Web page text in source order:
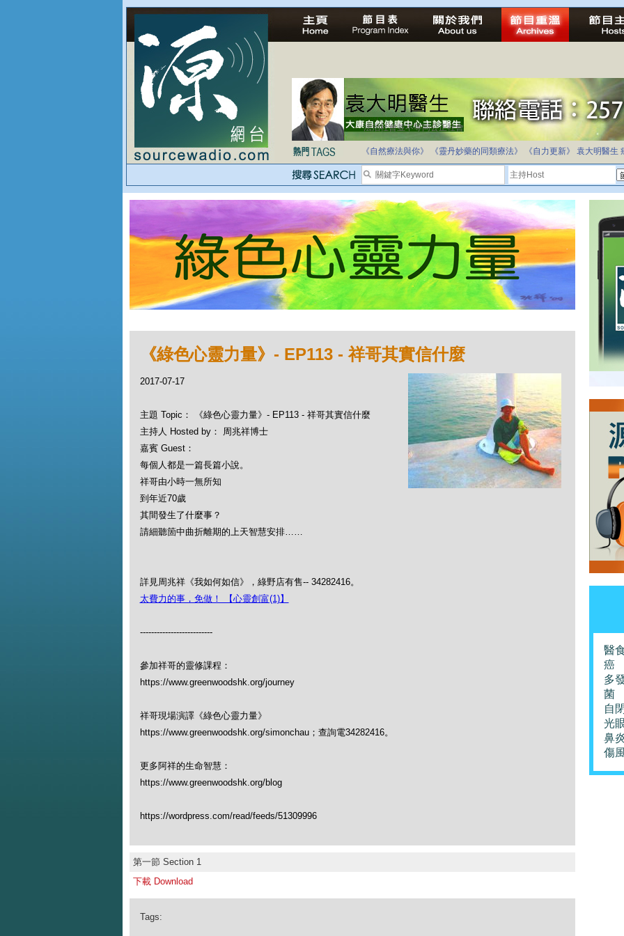
法治社會並不等同公正社會
自家教育合法化-推動多元化教育，全民學卷制
《自然療法與你》
《靈丹妙藥的同類療法》 《自力更新》 袁大明醫生
《綠色心靈力量》- EP113 - 祥哥其實信什麼
2017-07-17
主題 Topic： 《綠色心靈力量》- EP113 - 祥哥其實信什麼
主持人 Hosted by： 周兆祥博士
嘉賓 Guest：
每個人都是一篇長篇小說。
祥哥由小時一無所知
到年近70歲
其間發生了什麼事？
請細聽箇中曲折離期的上天智慧安排……
詳見周兆祥《我如何如信》，綠野店有售-- 34282416。
太費力的事，免做！ 【心靈創富(1)】
--------------------------
參加祥哥的靈修課程：
https://www.greenwoodshk.org/journey
祥哥現場演譯《綠色心靈力量》
https://www.greenwoodshk.org/simonchau；查詢電34282416。
更多阿祥的生命智慧：
https://www.greenwoodshk.org/blog
https://wordpress.com/read/feeds/51309996
第一節 Section 1
下載 Download
Tags:
醫
癌
多
菌
自
光
鼻
傷